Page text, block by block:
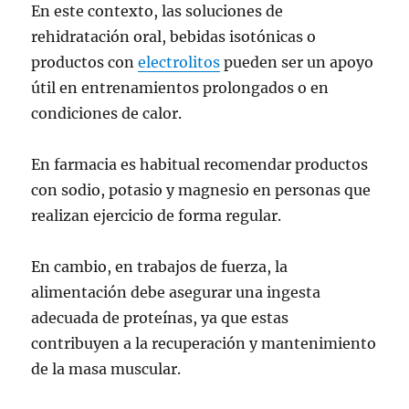
En este contexto, las soluciones de
rehidratación oral, bebidas isotónicas o
productos conelectrolitos pueden ser un apoyo
útil en entrenamientos prolongados o en
condiciones de calor.
En farmacia es habitual recomendar productos
con sodio, potasio y magnesio en personas que
realizan ejercicio de forma regular.
En cambio, en trabajos de fuerza, la
alimentación debe asegurar una ingesta
adecuada de proteínas, ya que estas
contribuyen a la recuperación y mantenimiento
de la masa muscular.